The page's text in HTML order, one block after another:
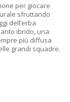
per giocare
sfruttando
dell’erba
ibrido, una
più diffusa
grandi squadre.